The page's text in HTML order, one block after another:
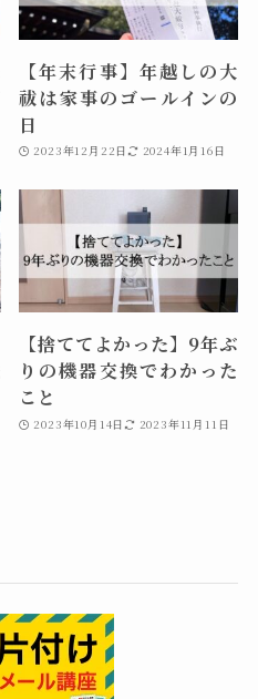
【年末行事】年越しの大
祓は家事のゴールインの
日
2023年12月22日 2024年1月16日
【捨ててよかった】9年ぶ
りの機器交換でわかった
こと
2023年10月14日 2023年11月11日